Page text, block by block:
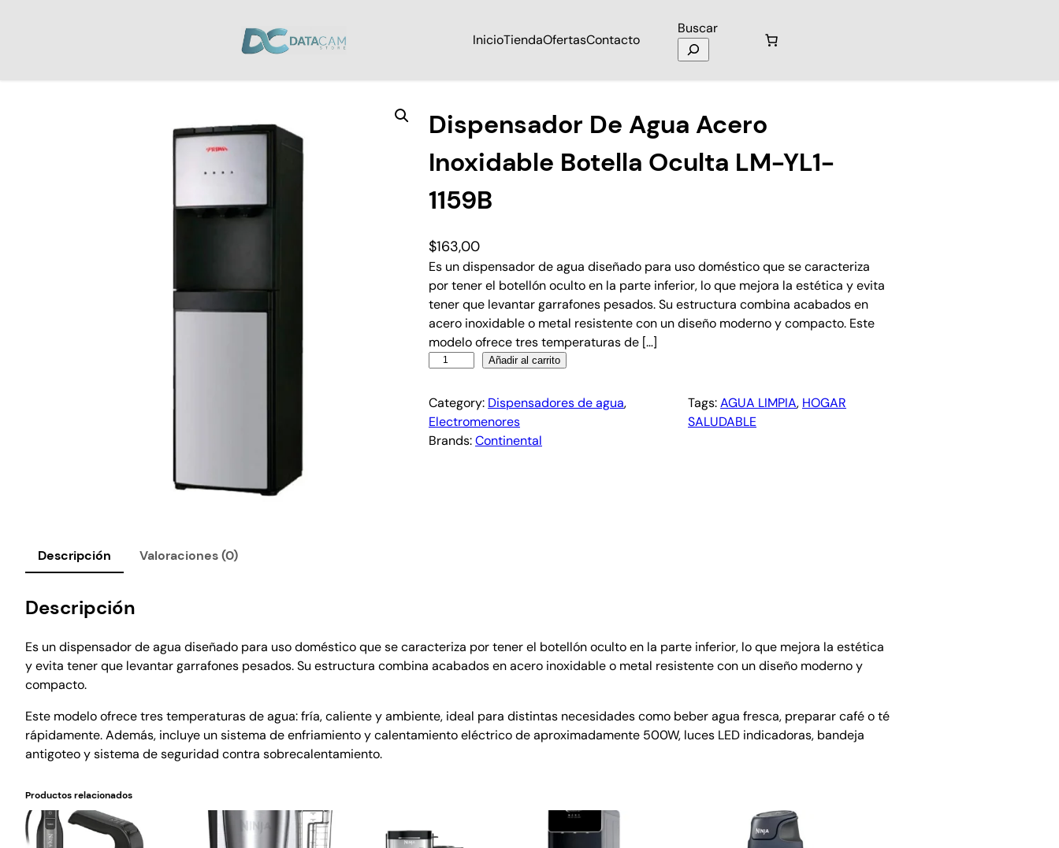
InicioTiendaOfertasContacto
Buscar
Dispensador De Agua Acero
Inoxidable Botella Oculta LM-YL1-
1159B
$163,00
Es un dispensador de agua diseñado para uso doméstico que se caracteriza
por tener el botellón oculto en la parte inferior, lo que mejora la estética y evita
tener que levantar garrafones pesados. Su estructura combina acabados en
acero inoxidable o metal resistente con un diseño moderno y compacto. Este
modelo ofrece tres temperaturas de […]
Añadir al carrito
Category: Dispensadores de agua
Electromenores
Tags:AGUA LIMPIA, HOGAR
SALUDABLE
Brands:Continental
Descripción Valoraciones (0)
Descripción
Es un dispensador de agua diseñado para uso doméstico que se caracteriza por tener el botellón oculto en la parte inferior, lo que mejora la estética
y evita tener que levantar garrafones pesados. Su estructura combina acabados en acero inoxidable o metal resistente con un diseño moderno y
compacto.
Este modelo ofrece tres temperaturas de agua: fría, caliente y ambiente, ideal para distintas necesidades como beber agua fresca, preparar café o té
rápidamente. Además, incluye un sistema de enfriamiento y calentamiento eléctrico de aproximadamente 500W, luces LED indicadoras, bandeja
antigoteo y sistema de seguridad contra sobrecalentamiento.
Productos relacionados